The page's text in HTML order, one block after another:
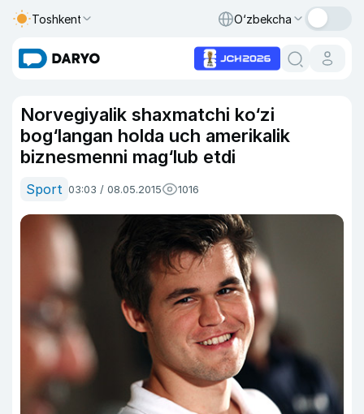
Toshkent O‘zbekcha
Norvegiyalik shaxmatchi ko‘zi
bog‘langan holda uch amerikalik
biznesmenni mag‘lub etdi
Sport 03:03 / 08.05.2015 1016